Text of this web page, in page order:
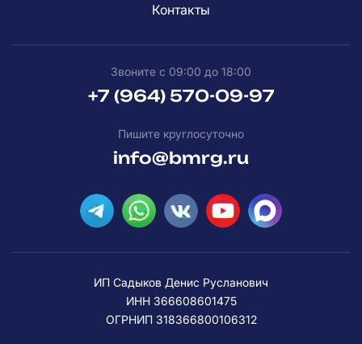
Контакты
Звоните с 09:00 до 18:00
+7 (964) 570-09-97
Пишите круглосуточно
info@bmrg.ru
ИП Садыков Денис Русланович
ИНН 366608601475
ОГРНИП 318366800106312